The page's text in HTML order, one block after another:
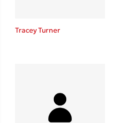
Tracey Turner